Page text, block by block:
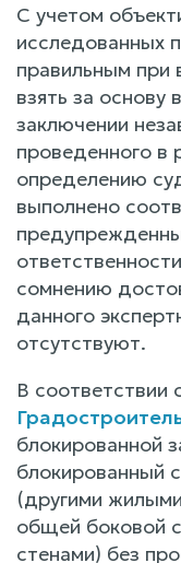
С учетом
исследованных
правильным при
взять за
заключении
проведенного в
определению
выполнено
сомнению
данного
отсутствуют.
В соответствии
блокированной
блокированный
(другими
общей боковой
стенами) без